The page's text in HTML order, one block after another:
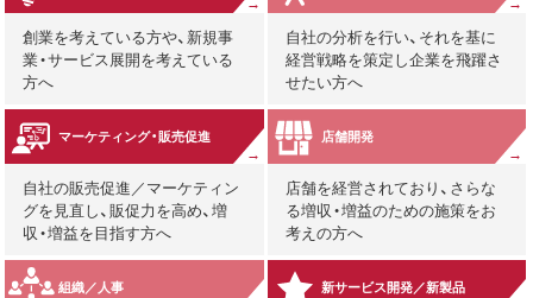
創業を考えている方や、新規事
業・サービス展開を考えている
方へ
自社の分析を行い、それを基に
経営戦略を策定し企業を飛躍さ
せたい方へ
マーケティング・販売促進
自社の販売促進／マーケティン
グを見直し、販促力を高め、増
収・増益を目指す方へ
店舗開発
店舗を経営されており、さらな
る増収・増益のための施策をお
考えの方へ
組織／人事 新サービス開発／新製品